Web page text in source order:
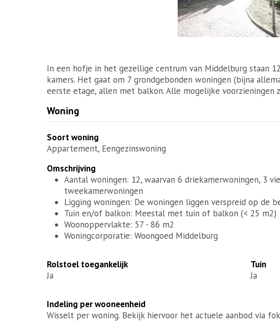
In een hofje in het gezellige centrum van Middelburg staan
kamers. Het gaat om 7 grondgebonden woningen (bijna
eerste etage, allen met balkon. Alle mogelijke voorzieningen
Woning
Soort woning
Appartement, Eengezinswoning
Omschrijving
Aantal woningen: 12, waarvan 6 driekamerwoningen, 3
tweekamerwoningen
Ligging woningen: De woningen liggen verspreid op de
Tuin en/of balkon: Meestal met tuin of balkon (< 25 m2)
Woonoppervlakte: 57 - 86 m2
Woningcorporatie: Woongoed Middelburg
Rolstoel toegankelijk
Ja
Tuin
Ja
Indeling per wooneenheid
Wisselt per woning. Bekijk hiervoor het actuele aanbod via